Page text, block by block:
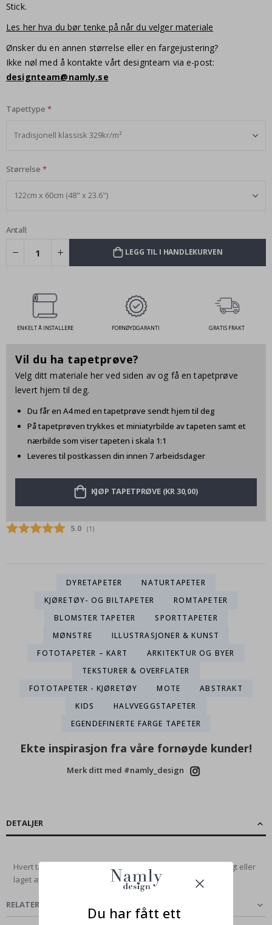
Stick.
Les her hva du bør tenke på når du velger materiale
Ønsker du en annen størrelse eller en fargejustering?
Ikke nøl med å kontakte vårt designteam via e-post:
designteam@namly.se
Tapettype
Størrelse
Antall:
LEGG TIL I HANDLEKURVEN
ENKELT Å INSTALLERE FORNØYDGARANTI GRATIS FRAKT
Vil du ha tapetprøve?
Velg ditt materiale her ved siden av og få en tapetprøve
levert hjem til deg.
Du får en A4 med en tapetprøve sendt hjem til deg
På tapetprøven trykkes et miniatyrbilde av tapeten samt et
nærbilde som viser tapeten i skala 1:1
Leveres til postkassen din innen 7 arbeidsdager
KJØP TAPETPRØVE (KR 30,00)
Gjennomsnittskarakter:
5.0 (stemmer:
1 )
DYRETAPETER
NATURTAPETER
KJØRETØY- OG BILTAPETER
ROMTAPETER
BLOMSTER TAPETER
SPORTTAPETER
MØNSTRE
ILLUSTRASJONER & KUNST
FOTOTAPETER – KART
ARKITEKTUR OG BYER
TEKSTURER & OVERFLATER
FOTOTAPETER - KJØRETØY
MOTE
ABSTRAKT
KIDS
HALVVEGGSTAPETER
EGENDEFINERTE FARGE TAPETER
Ekte inspirasjon fra våre fornøyde kunder!
Merk ditt med #namly_design
DETALJER
Hvert tapetmønster er en kunstnerisk skapelse, nøye utvalgt eller
laget av vårt eget talentfulle... Les mer
RELATERTE INNLEGG Du har fått ett